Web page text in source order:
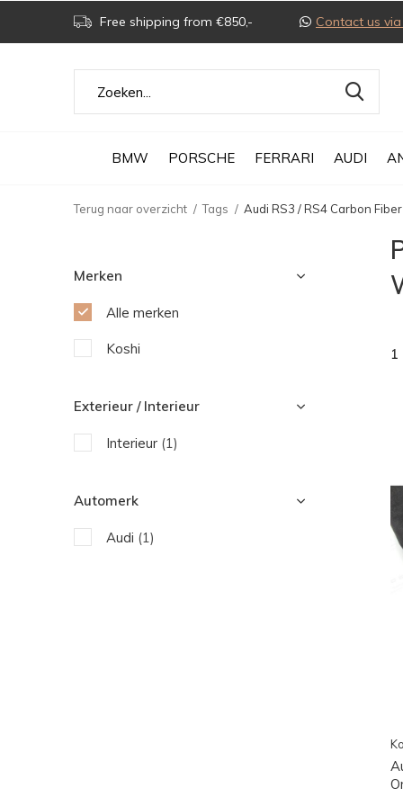
BMW PORSCHE FERRARI AUDI
Free shipping from €850,- Contact us
Terug naar overzicht Tags Audi RS3 / RS4 Carbon
1
Merken
Alle merken
Koshi
Exterieur / Interieur
Interieur (1)
Automerk
Audi (1)